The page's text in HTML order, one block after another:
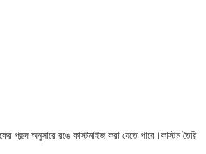
পছন্দ অনুসারে রঙে কাস্টমাইজ করা যেতে পারে।কাস্টম তৈরি